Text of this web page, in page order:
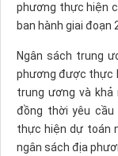
phương thực hiện
ban hành giai đoạn
Ngân sách trung
phương được thực
trung ương và khả
đồng thời yêu
thực hiện dự toán
ngân sách địa